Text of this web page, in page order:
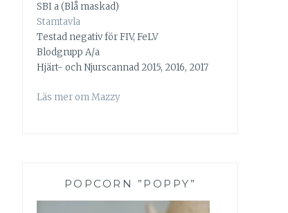
SBI a (Blå maskad)
Stamtavla
Testad negativ för FIV, FeLV
Blodgrupp A/a
Hjärt- och Njurscannad 2015, 2016, 2017
Läs mer om Mazzy
POPCORN ”POPPY”